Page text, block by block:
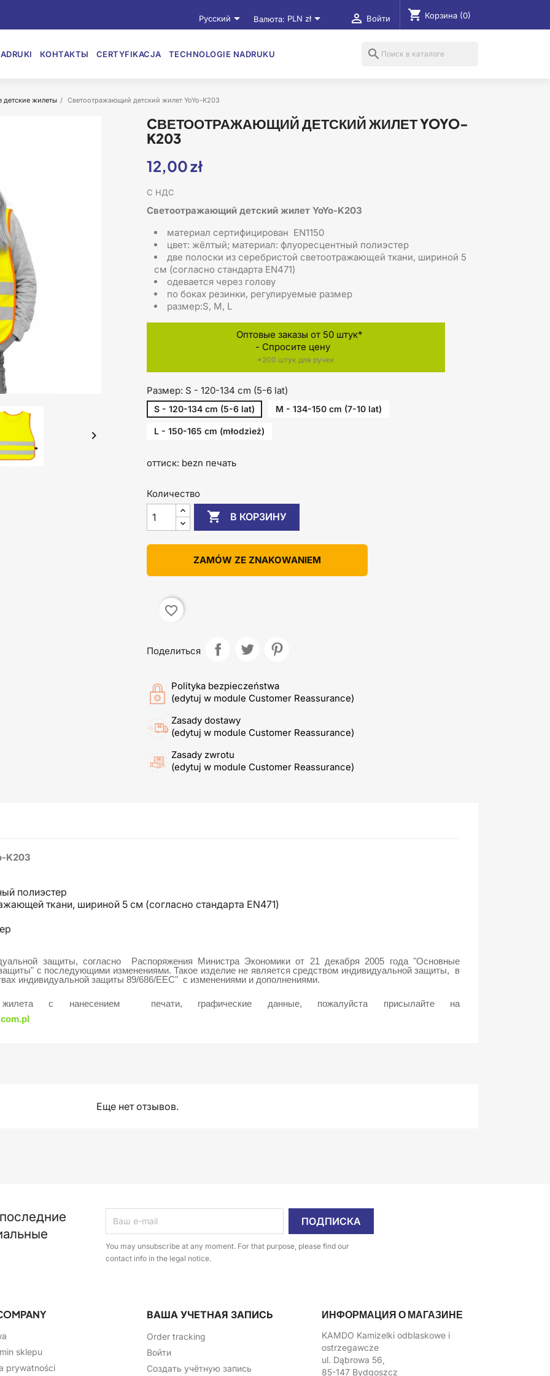
Русский Валюта: PLN zł  Войти shopping_cart Корзина (0)
КОНТАКТЫ CERTYFIKACJA TECHNOLOGIE NADRUKU search
жилеты Cветоотражающий детский жилет YoYo-K203

CВЕТООТРАЖАЮЩИЙ ДЕТСКИЙ ЖИЛЕТ YOYO-
K203
12,00 zł
С НДС
Cветоотражающий детский жилет YoYo-K203
материал сертифицирован EN1150
цвет: жёлтый; материал: флуоресцентный полиэстер
две полоски из серебристой светоотражающей ткани, шириной 5
см (согласно стандарта EN471)
одевается через голову
по боках резинки, регулируемые размер
размер:S, M, L
Оптовые заказы от 50 штук*
- Спросите цену
*200 штук для ручек
Размер: S - 120-134 cm (5-6 lat)
S - 120-134 cm (5-6 lat) M - 134-150 cm (7-10 lat)
L - 150-165 cm (młodzież)
оттиск: bezn печать
Количество
 В КОРЗИНУ
ZAMÓW ZE ZNAKOWANIEM
favorite_border
Поделиться
Polityka bezpieczeństwa
(edytuj w module Customer Reassurance)
Zasady dostawy
(edytuj w module Customer Reassurance)
Zasady zwrotu
(edytuj w module Customer Reassurance)
K203
полиэстер
ткани, шириной 5 см (согласно стандарта EN471)
защиты, согласно Распоряжения Министра Экономики от 21 декабря 2005 года "Основные
с последующими изменениями. Такое изделие не является средством индивидуальной защиты, в
индивидуальной защиты 89/686/EEC" с изменениями и дополнениями.
жилета с нанесением печати, графические данные, пожалуйста присылайте на
Еще нет отзывов.
You may unsubscribe at any moment. For that purpose, please find our
contact info in the legal notice.
sklepu
prywatności
ВАША УЧЕТНАЯ ЗАПИСЬ
Order tracking
Войти
Создать учётную запись
ИНФОРМАЦИЯ О МАГАЗИНЕ
KAMDO Kamizelki odblaskowe i
ostrzegawcze
ul. Dąbrowa 56,
85-147 Bydgoszcz